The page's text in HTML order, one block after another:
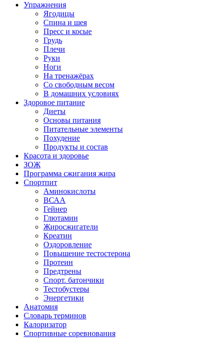
Упражнения
Ягодицы
Спина и шея
Пресс и косые
Грудь
Плечи
Руки
Ноги
На тренажёрах
Со свободным весом
В домашних условиях
Здоровое питание
Диеты
Основы питания
Питательные элементы
Похудение
Продукты и состав
Красота и здоровье
ЗОЖ
Программа сжигания жира
Спортпит
Аминокислоты
ВСАА
Гейнер
Глютамин
Жиросжигатели
Креатин
Оздоровление
Повышение тестостерона
Протеин
Предтрены
Спорт. батончики
Тестобустеры
Энергетики
Анатомия
Словарь терминов
Калоризатор
Спортивные соревнования